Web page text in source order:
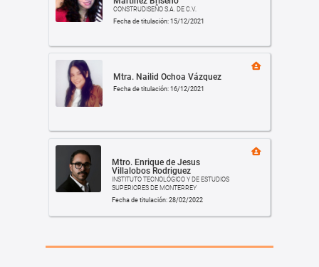
CONSTRUDISEÑO S.A. DE C.V.
Fecha de titulación: 15/12/2021
Mtra. Nailid Ochoa Vázquez
Fecha de titulación: 16/12/2021
Mtro. Enrique de Jesus
Villalobos Rodriguez
INSTITUTO TECNOLÓGICO Y DE ESTUDIOS
SUPERIORES DE MONTERREY
Fecha de titulación: 28/02/2022